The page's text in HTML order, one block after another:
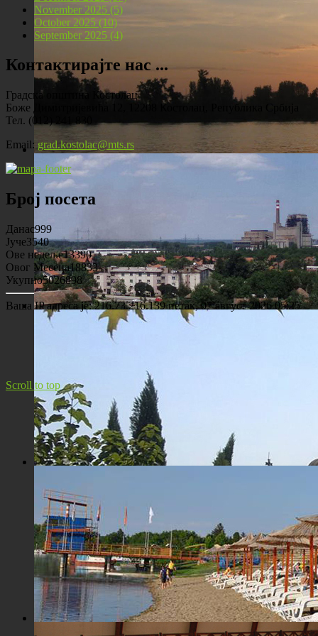
Локомотива у центру Костолца
Костолац на Дунаву
Панорама Костолца
November 2025 (5)
October 2025 (10)
September 2025 (4)
Контактирајте нас ...
Градска општина Костолац
Боже Димитријевића 12, 12208 Костолац, Република Србија
Тел. (012) 241 830
Email: grad.kostolac@mts.rs
Број посета
Данас999
Јуче3540
Ове недеље13390
Овог Месеца18833
Укупно5026898
Ваша IP адреса је: 216.73.216.139 петак, 07 август 2026 05:25
Scroll to top